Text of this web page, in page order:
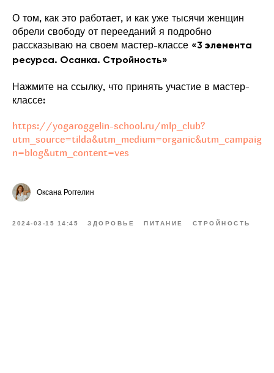
О том, как это работает, и как уже тысячи женщин
обрели свободу от перееданий я подробно
рассказываю на своем мастер-классе «3 элемента
ресурса. Осанка. Стройность»
Нажмите на ссылку, что принять участие в мастер-
классе:
https://yogaroggelin-school.ru/mlp_club?
utm_source=tilda&utm_medium=organic&utm_campaig
n=blog&utm_content=ves
Оксана Роггелин
2024-03-15 14:45 ЗДОРОВЬЕ ПИТАНИЕ СТРОЙНОСТЬ